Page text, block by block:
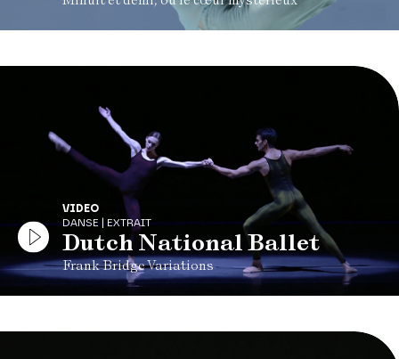
VIDEO
DANSE | EXTRAIT
Dutch National Ballet
Frank Bridge Variations